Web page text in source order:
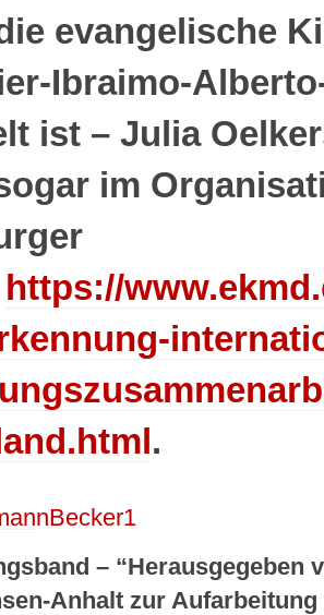
evangelische
Ibraimo-
ist – Julia
im
https://
.
– “Herausgegeben
Anhalt zur